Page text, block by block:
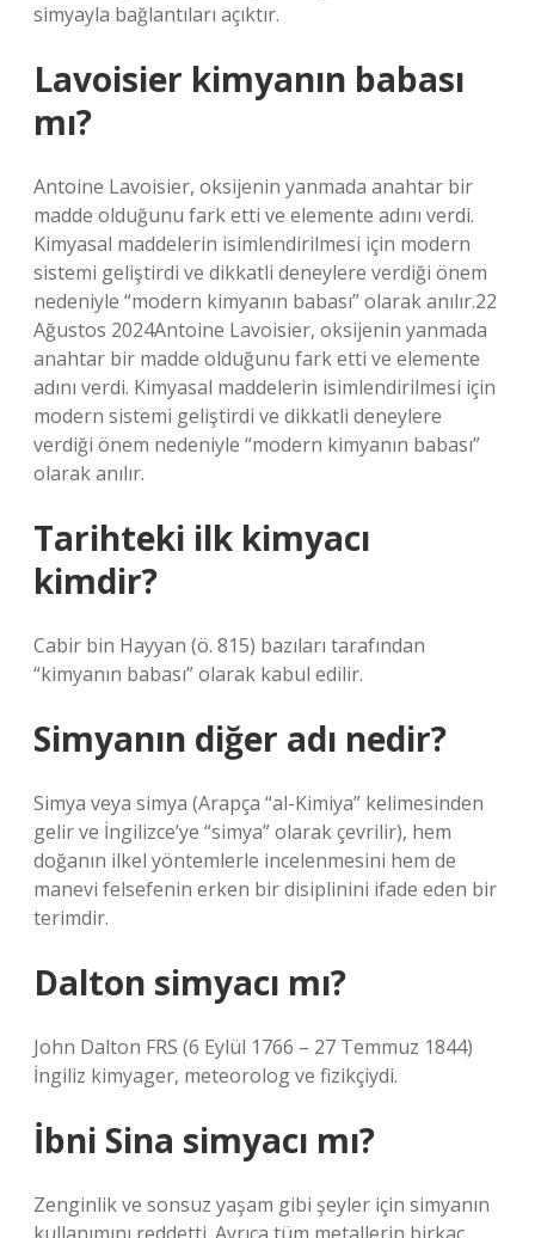
simyayla bağlantıları açıktır.
Lavoisier kimyanın babası
mı?
Antoine Lavoisier, oksijenin yanmada anahtar bir
madde olduğunu fark etti ve elemente adını verdi.
Kimyasal maddelerin isimlendirilmesi için modern
sistemi geliştirdi ve dikkatli deneylere verdiği önem
nedeniyle “modern kimyanın babası” olarak anılır.22
Ağustos 2024Antoine Lavoisier, oksijenin yanmada
anahtar bir madde olduğunu fark etti ve elemente
adını verdi. Kimyasal maddelerin isimlendirilmesi için
modern sistemi geliştirdi ve dikkatli deneylere
verdiği önem nedeniyle “modern kimyanın babası”
olarak anılır.
Tarihteki ilk kimyacı
kimdir?
Cabir bin Hayyan (ö. 815) bazıları tarafından
“kimyanın babası” olarak kabul edilir.
Simyanın diğer adı nedir?
Simya veya simya (Arapça “al-Kimiya” kelimesinden
gelir ve İngilizce’ye “simya” olarak çevrilir), hem
doğanın ilkel yöntemlerle incelenmesini hem de
manevi felsefenin erken bir disiplinini ifade eden bir
terimdir.
Dalton simyacı mı?
John Dalton FRS (6 Eylül 1766 – 27 Temmuz 1844)
İngiliz kimyager, meteorolog ve fizikçiydi.
İbni Sina simyacı mı?
Zenginlik ve sonsuz yaşam gibi şeyler için simyanın